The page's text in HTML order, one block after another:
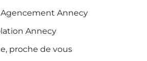
Annecy
Annecy
proche de vous